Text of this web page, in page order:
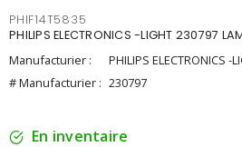
PHIF14T5835
PHILIPS ELECTRONICS -LIGHT 230797
Manufacturier :
PHILIPS ELECTRONICS -
# Manufacturier : 230797
En inventaire